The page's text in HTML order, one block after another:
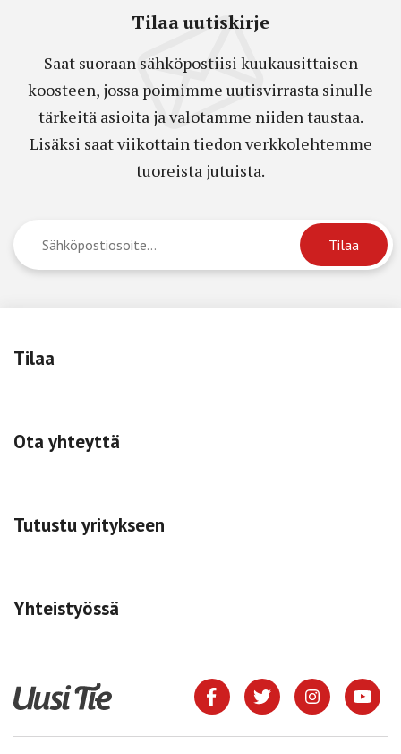
Tilaa uutiskirje
Saat suoraan sähköpostiisi kuukausittaisen
koosteen, jossa poimimme uutisvirrasta sinulle
tärkeitä asioita ja valotamme niiden taustaa.
Lisäksi saat viikottain tiedon verkkolehtemme
tuoreista jutuista.
Tilaa
Ota yhteyttä
Tutustu yritykseen
Yhteistyössä